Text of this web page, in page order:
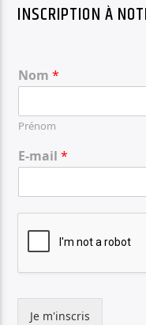
INSCRIPTION À
Nom*
Prénom
E-mail*
Je m'inscris